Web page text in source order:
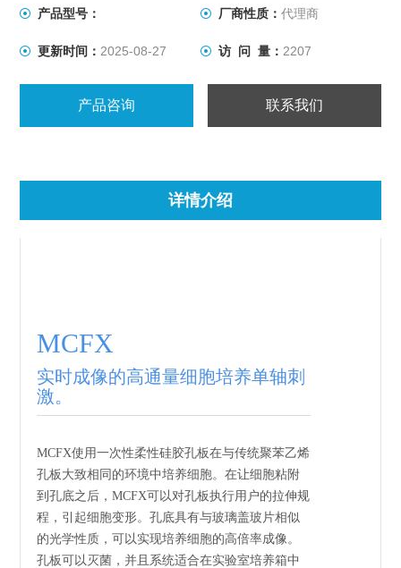
菌，并且系统适合在实验室培养箱中进行长期细胞培养。
产品型号： 厂商性质： 代理商
更新时间： 2025-08-27 访 问 量： 2207
产品咨询 联系我们
详情介绍
MCFX
实时成像的高通量细胞培养单轴刺
激。
MCFX使用一次性柔性硅胶孔板在与传统聚苯乙烯
孔板大致相同的环境中培养细胞。在让细胞粘附
到孔底之后，MCFX可以对孔板执行用户的拉伸规
程，引起细胞变形。孔底具有与玻璃盖玻片相似
的光学性质，可以实现培养细胞的高倍率成像。
孔板可以灭菌，并且系统适合在实验室培养箱中